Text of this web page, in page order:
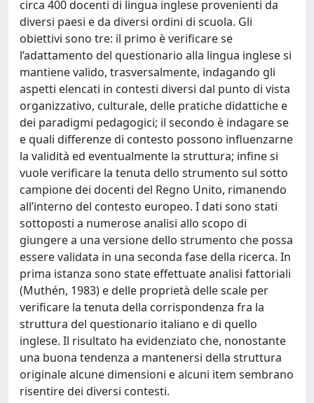
circa 400 docenti di lingua inglese provenienti da
diversi paesi e da diversi ordini di scuola. Gli
obiettivi sono tre: il primo è verificare se
l’adattamento del questionario alla lingua inglese si
mantiene valido, trasversalmente, indagando gli
aspetti elencati in contesti diversi dal punto di vista
organizzativo, culturale, delle pratiche didattiche e
dei paradigmi pedagogici; il secondo è indagare se
e quali differenze di contesto possono influenzarne
la validità ed eventualmente la struttura; infine si
vuole verificare la tenuta dello strumento sul sotto
campione dei docenti del Regno Unito, rimanendo
all’interno del contesto europeo. I dati sono stati
sottoposti a numerose analisi allo scopo di
giungere a una versione dello strumento che possa
essere validata in una seconda fase della ricerca. In
prima istanza sono state effettuate analisi fattoriali
(Muthén, 1983) e delle proprietà delle scale per
verificare la tenuta della corrispondenza fra la
struttura del questionario italiano e di quello
inglese. Il risultato ha evidenziato che, nonostante
una buona tendenza a mantenersi della struttura
originale alcune dimensioni e alcuni item sembrano
risentire dei diversi contesti.